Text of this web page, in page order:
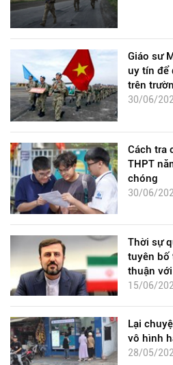
Giáo sư
uy tín để
trên
30/06/
Cách tra
THPT
chóng
30/06/
Thời sự
tuyên bố
thuận
15/06/
Lại
vô hình
28/05/